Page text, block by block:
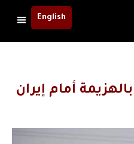
English
أمام إيران